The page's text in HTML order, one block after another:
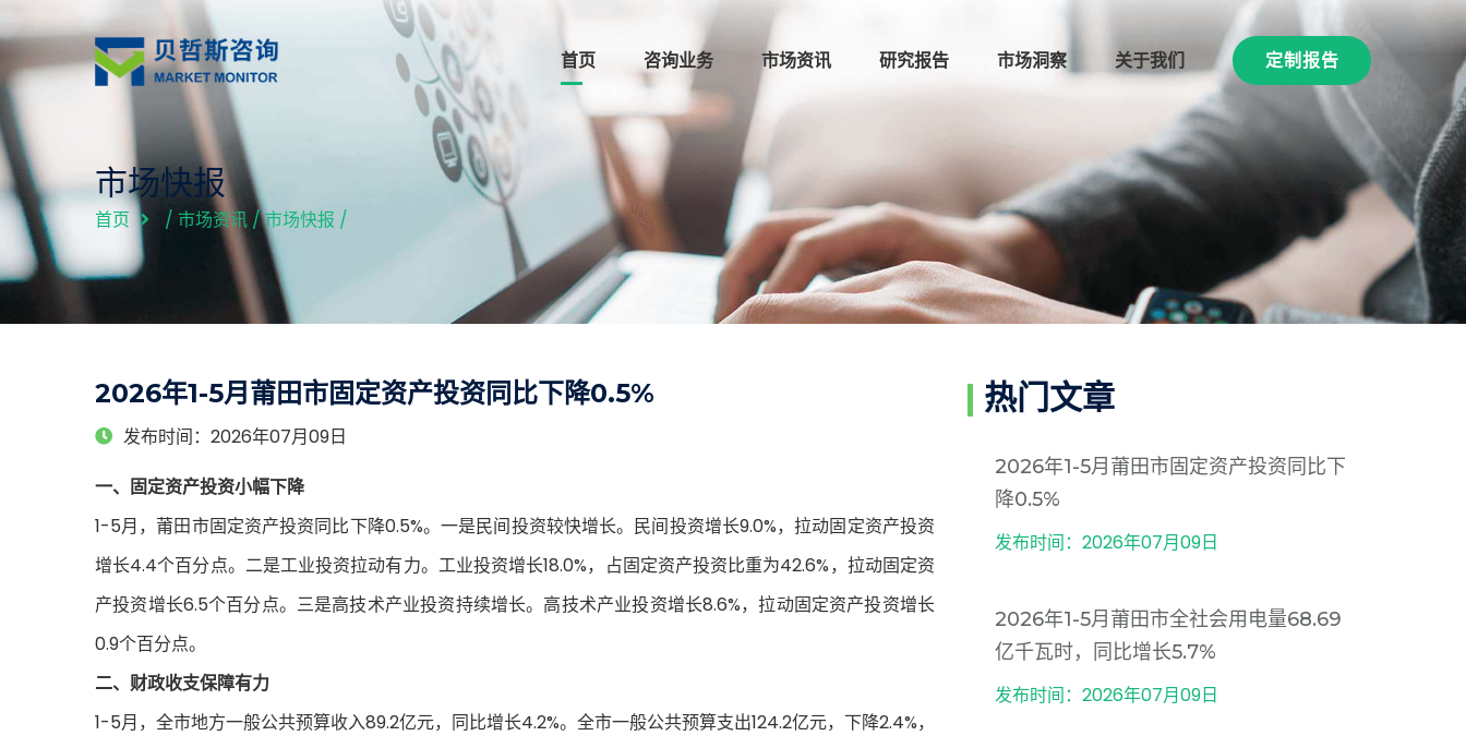
首页 咨询业务 市场资讯 研究报告 市场洞察 关于我们 定制报告
市场快报
首页 / 市场资讯 /市场快报 /
2026年1-5月莆田市固定资产投资同比下降0.5%
发布时间：2026年07月09日
一、固定资产投资小幅下降
1-5月，莆田市固定资产投资同比下降0.5%。一是民间投资较快增长。民间投资增长9.0%，拉动固定资产投资
增长4.4个百分点。二是工业投资拉动有力。工业投资增长18.0%，占固定资产投资比重为42.6%，拉动固定资
产投资增长6.5个百分点。三是高技术产业投资持续增长。高技术产业投资增长8.6%，拉动固定资产投资增长
0.9个百分点。
二、财政收支保障有力
1-5月，全市地方一般公共预算收入89.2亿元，同比增长4.2%。全市一般公共预算支出124.2亿元，下降2.4%，
热门文章
2026年1-5月莆田市固定资产投资同比下
降0.5%
发布时间：2026年07月09日
2026年1-5月莆田市全社会用电量68.69
亿千瓦时，同比增长5.7%
发布时间：2026年07月09日